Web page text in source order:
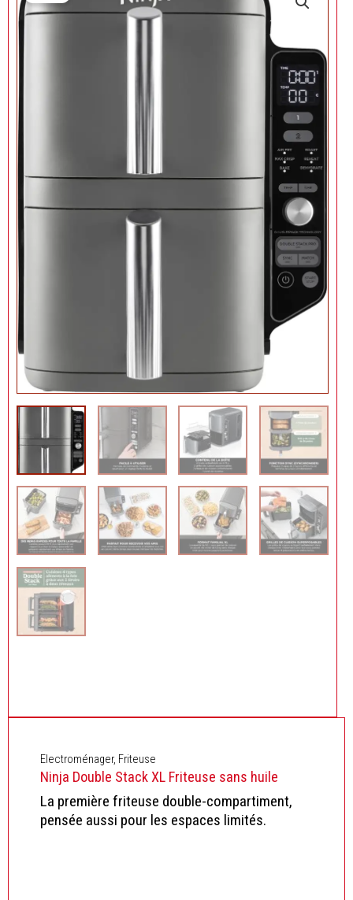
Electroménager, Friteuse
Ninja Double Stack XL Friteuse sans huile
La première friteuse double-compartiment,
pensée aussi pour les espaces limités.